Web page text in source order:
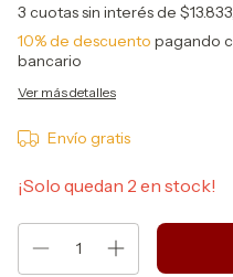
3 cuotas sin interés de
10% de descuento pagando
bancario
Ver más detalles
Envío gratis
¡Solo quedan 2 en stock!